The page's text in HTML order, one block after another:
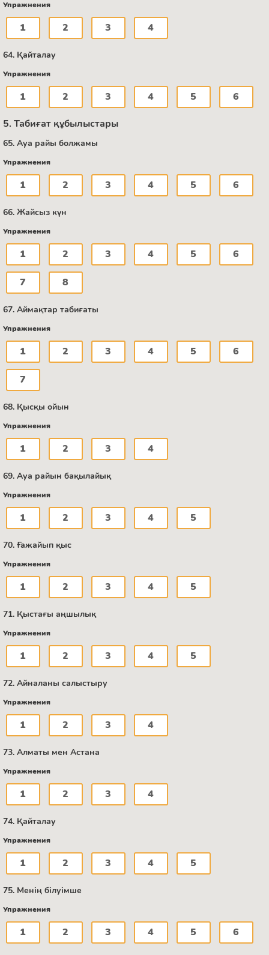
Упражнения
1 2 3 4
64. Қайталау
Упражнения
1 2 3 4 5 6
5. Табиғат құбылыстары
65. Ауа райы болжамы
Упражнения
1 2 3 4 5 6
66. Жайсыз күн
Упражнения
1 2 3 4 5 6
7 8
67. Аймақтар табиғаты
Упражнения
1 2 3 4 5 6
7
68. Қысқы ойын
Упражнения
1 2 3 4
69. Ауа райын бақылайық
Упражнения
1 2 3 4 5
70. Ғажайып қыс
Упражнения
1 2 3 4 5
71. Қыстағы аңшылық
Упражнения
1 2 3 4 5
72. Айналаны салыстыру
Упражнения
1 2 3 4
73. Алматы мен Астана
Упражнения
1 2 3 4
74. Қайталау
Упражнения
1 2 3 4 5
75. Менің білуімше
Упражнения
1 2 3 4 5 6